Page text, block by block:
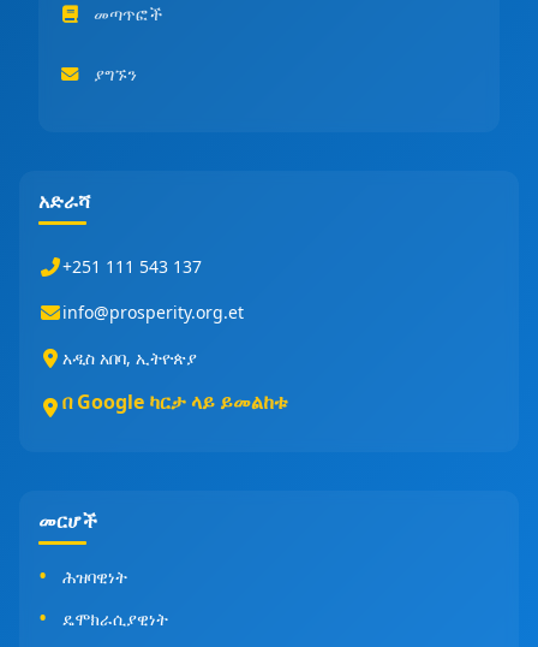
መጣጥፎች
ያግኙን
አድራሻ
+251 111 543 137
info@prosperity.org.et
አዲስ አበባ, ኢትዮጵያ
በ Google ካርታ ላይ ይመልከቱ
መርሆች
ሕዝባዊነት
ዴሞክራሲያዊነት